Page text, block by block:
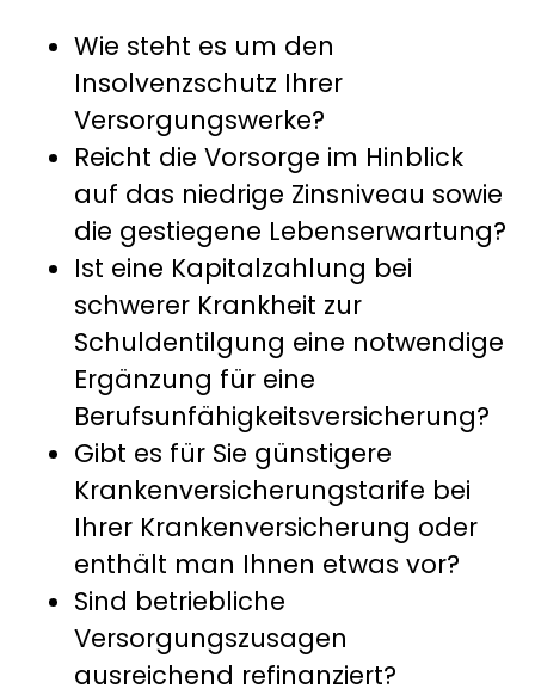
Wie steht es um den
Insolvenzschutz Ihrer
Versorgungswerke?
Reicht die Vorsorge im Hinblick
auf das niedrige Zinsniveau sowie
die gestiegene Lebenserwartung?
Ist eine Kapitalzahlung bei
schwerer Krankheit zur
Schuldentilgung eine notwendige
Ergänzung für eine
Berufsunfähigkeitsversicherung?
Gibt es für Sie günstigere
Krankenversicherungstarife bei
Ihrer Krankenversicherung oder
enthält man Ihnen etwas vor?
Sind betriebliche
Versorgungszusagen
ausreichend refinanziert?